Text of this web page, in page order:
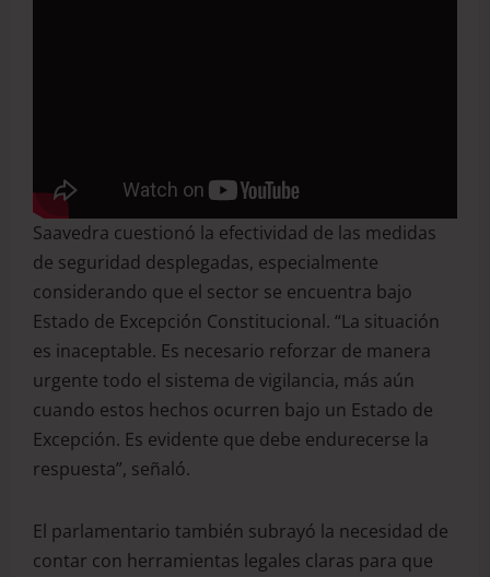
Saavedra cuestionó la efectividad de las medidas
de seguridad desplegadas, especialmente
considerando que el sector se encuentra bajo
Estado de Excepción Constitucional. “La situación
es inaceptable. Es necesario reforzar de manera
urgente todo el sistema de vigilancia, más aún
cuando estos hechos ocurren bajo un Estado de
Excepción. Es evidente que debe endurecerse la
respuesta”, señaló.
El parlamentario también subrayó la necesidad de
contar con herramientas legales claras para que